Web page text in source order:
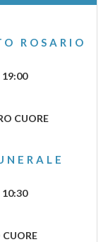
ROSARIO
19:00
CUORE
10:30